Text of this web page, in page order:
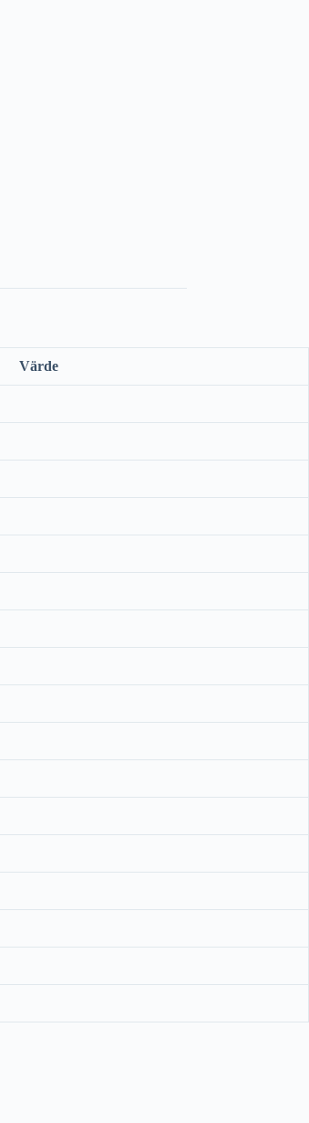
Värde